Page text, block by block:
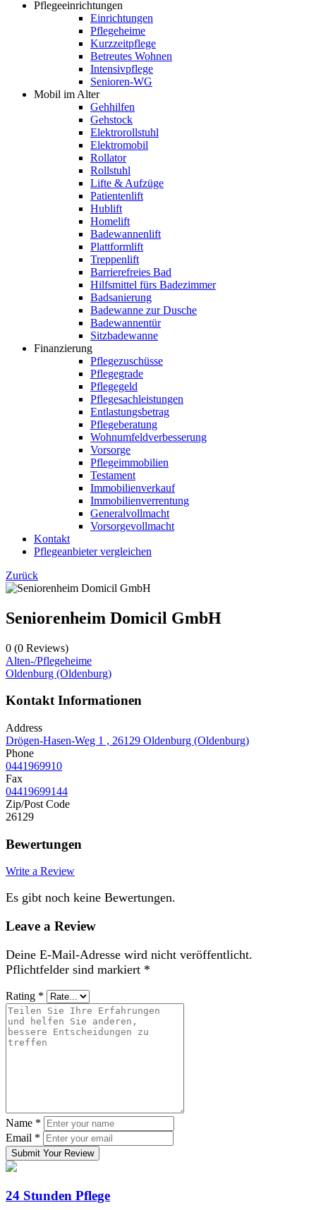
Pflegeeinrichtungen
Einrichtungen
Pflegeheime
Kurzzeitpflege
Betreutes Wohnen
Intensivpflege
Senioren-WG
Mobil im Alter
Gehhilfen
Gehstock
Elektrorollstuhl
Elektromobil
Rollator
Rollstuhl
Lifte & Aufzüge
Patientenlift
Hublift
Homelift
Badewannenlift
Plattformlift
Treppenlift
Barrierefreies Bad
Hilfsmittel fürs Badezimmer
Badsanierung
Badewanne zur Dusche
Badewannentür
Sitzbadewanne
Finanzierung
Pflegezuschüsse
Pflegegrade
Pflegegeld
Pflegesachleistungen
Entlastungsbetrag
Pflegeberatung
Wohnumfeldverbesserung
Vorsorge
Pflegeimmobilien
Testament
Immobilienverkauf
Immobilienverrentung
Generalvollmacht
Vorsorgevollmacht
Kontakt
Pflegeanbieter vergleichen
Zurück
Seniorenheim Domicil GmbH
0 (0 Reviews)
Alten-/Pflegeheime
Oldenburg (Oldenburg)
Kontakt Informationen
Address
Drögen-Hasen-Weg 1 , 26129 Oldenburg (Oldenburg)
Phone
0441969910
Fax
04419699144
Zip/Post Code
26129
Bewertungen
Write a Review
Es gibt noch keine Bewertungen.
Leave a Review
Deine E-Mail-Adresse wird nicht veröffentlicht.
Pflichtfelder sind markiert *
Rating *
Name *
Email *
Submit Your Review
24 Stunden Pflege